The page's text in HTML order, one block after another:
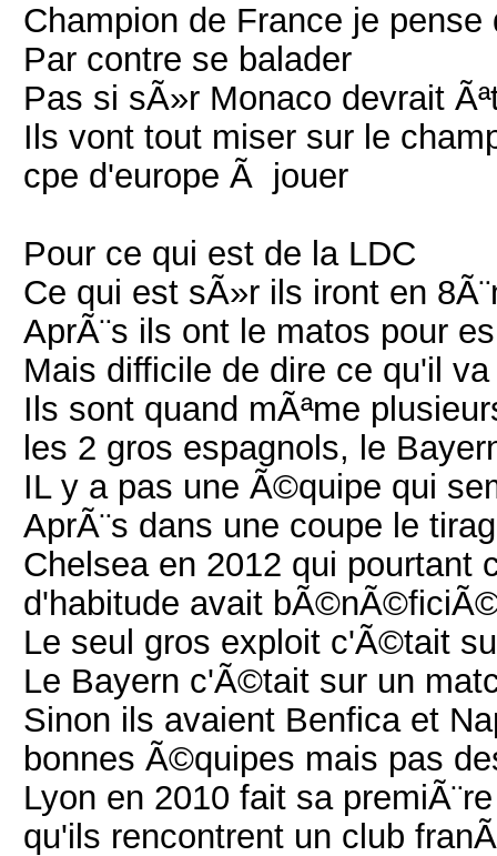
Champion de France je
Par contre se balader
Pas si sÃ»r Monaco devrait
Ils vont tout miser sur le
cpe d'europe Ã jouer
Pour ce qui est de la LDC
Ce qui est sÃ»r ils iront en
AprÃ¨s ils ont le matos pour
Mais difficile de dire ce qu'il
Ils sont quand mÃªme
les 2 gros espagnols, le
IL y a pas une Ã©quipe qui
AprÃ¨s dans une coupe le
Chelsea en 2012 qui
d'habitude avait
Le seul gros exploit c'Ã©tait
Le Bayern c'Ã©tait sur un
Sinon ils avaient Benfica et
bonnes Ã©quipes mais pas
Lyon en 2010 fait sa
qu'ils rencontrent un club